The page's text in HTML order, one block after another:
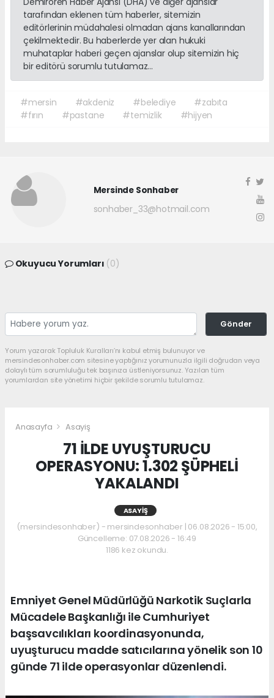
tarafından eklenen tüm haberler, sitemizin
editörlerinin müdahalesi olmadan ajans kanallarından
çekilmektedir. Bu haberlerde yer alan hukuki
muhataplar haberi geçen ajanslar olup sitemizin hiç
bir editörü sorumlu tutulamaz...
#mersin #akdeniz #belediye
#zabıta
#fırın
#pastane #temizlik #hijyen
Mersinde Sonhaber
sonhaber_33@hotmail.com
Okuyucu Yorumları (0)
Gönder
Yorum yazarak Topluluk Kuralları’nı kabul etmiş bulunuyor ve
mersindesonhaber.com sitesine yaptığınız yorumunuzla ilgili doğrudan veya
dolaylı tüm sorumluluğu tek başınıza üstleniyorsunuz. Yazılan tüm
yorumlardan site yönetimi hiçbir şekilde sorumlu tutulamaz.
Anasayfa Asayiş
71 İLDE UYUŞTURUCU
OPERASYONU: 1.302 ŞÜPHELİ
YAKALANDI
ASAYIŞ
(mersindesonhaber) - mersindesonhaber | 06.08.2026 - 15:00,
Güncelleme: 07.08.2026 - 16:49
1186 kez okundu.
Emniyet Genel Müdürlüğü Narkotik Suçlarla
Mücadele Başkanlığı ile Cumhuriyet
başsavcılıkları koordinasyonunda,
uyuşturucu madde satıcılarına yönelik son 10
günde 71 ilde operasyonlar düzenlendi.